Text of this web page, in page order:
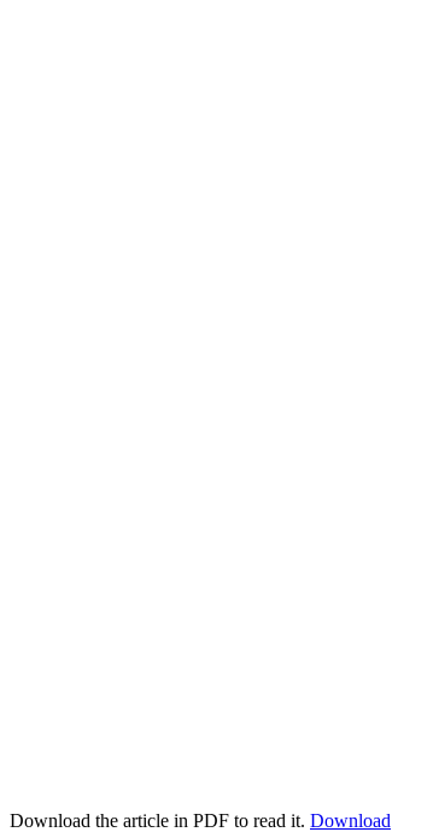
Download the article in PDF to read it. Download